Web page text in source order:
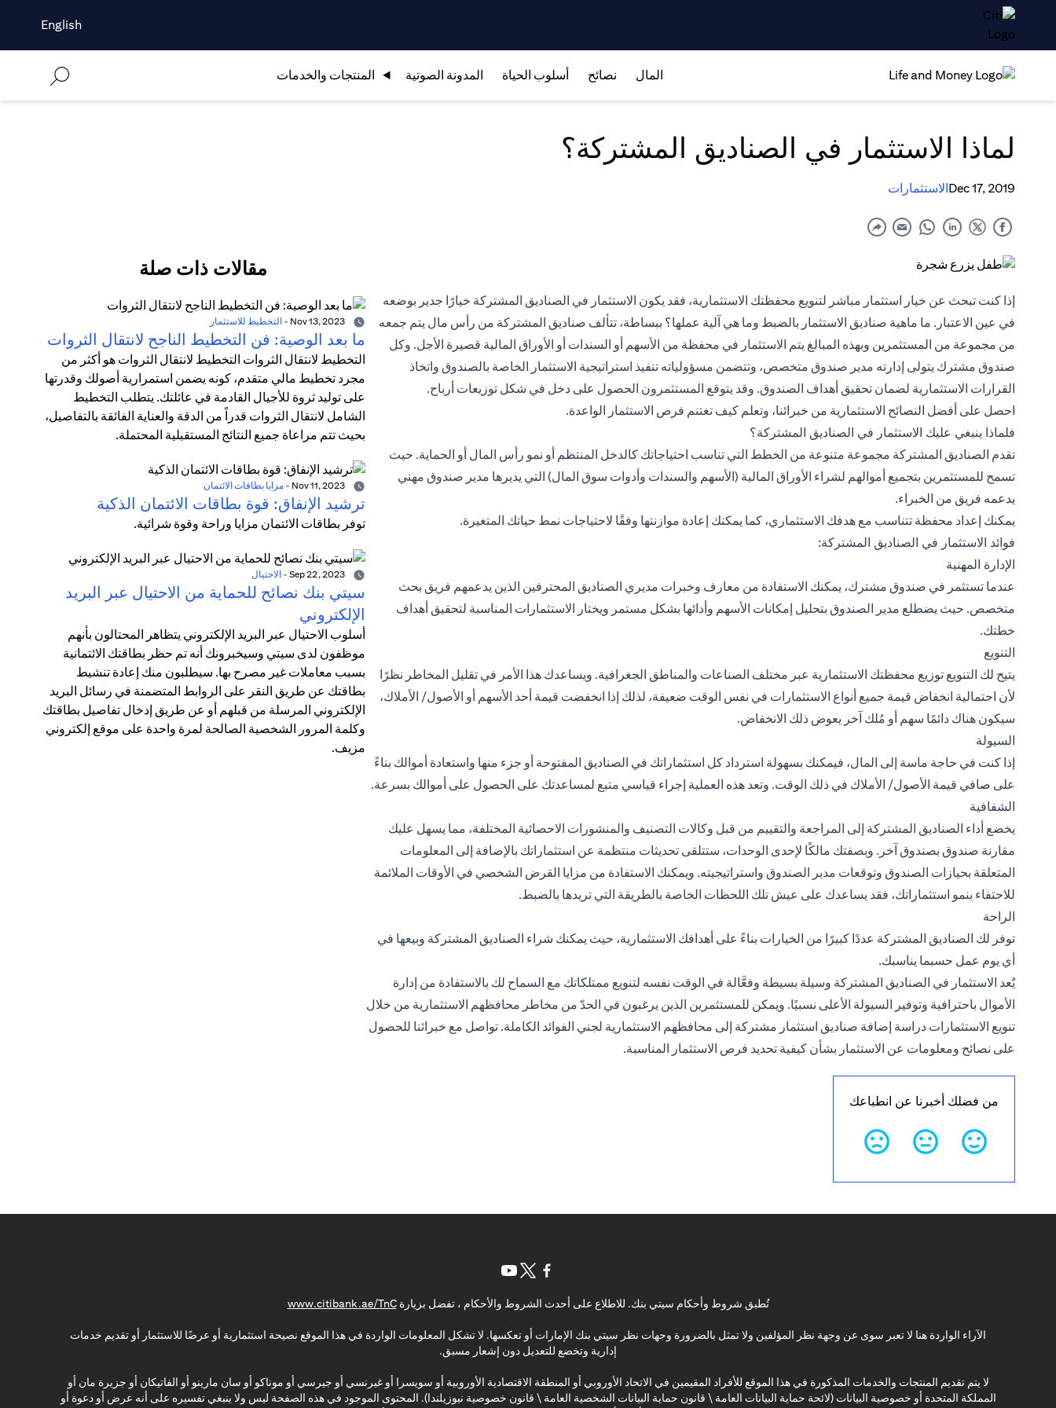
English
المال نصائح أسلوب الحياة المدونة الصوتية المنتجات والخدمات
لماذا الاستثمار في الصناديق المشتركة؟
Dec 17, 2019الاستثمارات
إذا كنت تبحث عن خيار استثمار مباشر لتنويع محفظتك الاستثمارية، فقد يكون الاستثمار في الصناديق المشتركة خيارًا جدير بوضعه
في عين الاعتبار. ما ماهية صناديق الاستثمار بالضبط وما هي آلية عملها؟ ببساطة، تتألف صناديق المشتركة من رأس مال يتم جمعه
من مجموعة من المستثمرين وبهذه المبالغ يتم الاستثمار في محفظة من الأسهم أو السندات أو الأوراق المالية قصيرة الأجل. وكل
صندوق مشترك يتولى إدارته مدير صندوق متخصص، وتتضمن مسؤولياته تنفيذ استراتيجية الاستثمار الخاصة بالصندوق واتخاذ
القرارات الاستثمارية لضمان تحقيق أهداف الصندوق. وقد يتوقع المستثمرون الحصول على دخل في شكل توزيعات أرباح.
احصل على أفضل النصائح الاستثمارية من خبرائنا، وتعلم كيف تغتنم فرص الاستثمار الواعدة.
فلماذا ينبغي عليك الاستثمار في الصناديق المشتركة؟
تقدم الصناديق المشتركة مجموعة متنوعة من الخطط التي تناسب احتياجاتك كالدخل المنتظم أو نمو رأس المال أو الحماية. حيث
تسمح للمستثمرين بتجميع أموالهم لشراء الأوراق المالية (الأسهم والسندات وأدوات سوق المال) التي يديرها مدير صندوق مهني
يدعمه فريق من الخبراء.
يمكنك إعداد محفظة تتناسب مع هدفك الاستثماري، كما يمكنك إعادة موازنتها وفقًا لاحتياجات نمط حياتك المتغيرة.
فوائد الاستثمار في الصناديق المشتركة:
الإدارة المهنية
عندما تستثمر في صندوق مشترك، يمكنك الاستفادة من معارف وخبرات مديري الصناديق المحترفين الذين يدعمهم فريق بحث
متخصص. حيث يضطلع مدير الصندوق بتحليل إمكانات الأسهم وأدائها بشكل مستمر ويختار الاستثمارات المناسبة لتحقيق أهداف
خطتك.
التنويع
يتيح لك التنويع توزيع محفظتك الاستثمارية عبر مختلف الصناعات والمناطق الجغرافية. ويساعدك هذا الأمر في تقليل المخاطر نظرًا
لأن احتمالية انخفاض قيمة جميع أنواع الاستثمارات في نفس الوقت ضعيفة، لذلك إذا انخفضت قيمة أحد الأسهم أو الأصول/ الأملاك،
سيكون هناك دائمًا سهم أو مُلك آخر يعوض ذلك الانخفاض.
السيولة
إذا كنت في حاجة ماسة إلى المال، فيمكنك بسهولة استرداد كل استثماراتك في الصناديق المفتوحة أو جزء منها واستعادة أموالك بناءً
على صافي قيمة الأصول/ الأملاك في ذلك الوقت. وتعد هذه العملية إجراء قياسي متبع لمساعدتك على الحصول على أموالك بسرعة.
الشفافية
يخضع أداء الصناديق المشتركة إلى المراجعة والتقييم من قبل وكالات التصنيف والمنشورات الاحصائية المختلفة، مما يسهل عليك
مقارنة صندوق بصندوق آخر. وبصفتك مالكًا لإحدى الوحدات، ستتلقى تحديثات منتظمة عن استثماراتك بالإضافة إلى المعلومات
المتعلقة بحيازات الصندوق وتوقعات مدير الصندوق واستراتيجيته. ويمكنك الاستفادة من مزايا القرض الشخصي في الأوقات الملائمة
للاحتفاء بنمو استثماراتك، فقد يساعدك على عيش تلك اللحظات الخاصة بالطريقة التي تريدها بالضبط.
الراحة
توفر لك الصناديق المشتركة عددًا كبيرًا من الخيارات بناءً على أهدافك الاستثمارية، حيث يمكنك شراء الصناديق المشتركة وبيعها في
أي يوم عمل حسبما يناسبك.
يٌعد الاستثمار في الصناديق المشتركة وسيلة بسيطة وفعَّالة في الوقت نفسه لتنويع ممتلكاتك مع السماح لك بالاستفادة من إدارة
الأموال باحترافية وتوفير السيولة الأعلى نسبيًا. ويمكن للمستثمرين الذين يرغبون في الحدّ من مخاطر محافظهم الاستثمارية من خلال
تنويع الاستثمارات دراسة إضافة صناديق استثمار مشتركة إلى محافظهم الاستثمارية لجني الفوائد الكاملة. تواصل مع خبرائنا للحصول
على نصائح ومعلومات عن الاستثمار بشأن كيفية تحديد فرص الاستثمار المناسبة.
مقالات ذات صلة
- التخطيط للاستثمار
ما بعد الوصية: فن التخطيط الناجح لانتقال الثروات
التخطيط لانتقال الثروات التخطيط لانتقال الثروات هو أكثر من
مجرد تخطيط مالي متقدم، كونه يضمن استمرارية أصولك وقدرتها
على توليد ثروة للأجيال القادمة في عائلتك. يتطلب التخطيط
الشامل لانتقال الثروات قدراً من الدقة والعناية الفائقة بالتفاصيل،
بحيث تتم مراعاة جميع النتائج المستقبلية المحتملة.
- مزايا بطاقات الائتمان
ترشيد الإنفاق: قوة بطاقات الائتمان الذكية
توفر بطاقات الائتمان مزايا وراحة وقوة شرائية.
- الاحتيال
سيتي بنك نصائح للحماية من الاحتيال عبر البريد
الإلكتروني
أسلوب الاحتيال عبر البريد الإلكتروني يتظاهر المحتالون بأنهم
موظفون لدى سيتي وسيخبرونك أنه تم حظر بطاقتك الائتمانية
بسبب معاملات غير مصرح بها. سيطلبون منك إعادة تنشيط
بطاقتك عن طريق النقر على الروابط المتضمنة في رسائل البريد
الإلكتروني المرسلة من قبلهم أو عن طريق إدخال تفاصيل بطاقتك
وكلمة المرور الشخصية الصالحة لمرة واحدة على موقع إلكتروني
مزيف.
من فضلك أخبرنا عن انطباعك
تُطبق شروط وأحكام سيتي بنك. للاطلاع على أحدث الشروط والأحكام ، تفضل بزيارةwww.citibank.ae/TnC
(opens in a new tab)
الآراء الواردة هنا لا تعبر سوى عن وجهة نظر المؤلفين ولا تمثل بالضرورة وجهات نظر سيتي بنك الإمارات أو تعكسها. لا تشكل المعلومات الواردة في هذا الموقع نصيحة استثمارية أو عرضًا للاستثمار أو تقديم خدمات
إدارية وتخضع للتعديل دون إشعار مسبق.
لا يتم تقديم المنتجات والخدمات المذكورة في هذا الموقع للأفراد المقيمين في الاتحاد الأوروبي أو المنطقة الاقتصادية الأوروبية أو سويسرا أو غيرنسي أو جيرسي أو موناكو أو سان مارينو أو الفاتيكان أو جزيرة مان أو
المملكة المتحدة أو خصوصية البيانات (لائحة حماية البيانات العامة \ قانون حماية البيانات الشخصية العامة \ قانون خصوصية نيوزيلندا). المحتوى الموجود في هذه الصفحة ليس ولا ينبغي تفسيره على أنه عرض أو دعوة أو